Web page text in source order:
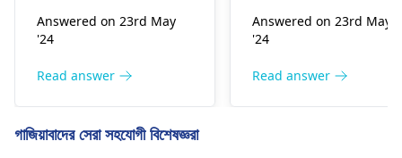
অ্যাসাইটস বলে। এটি বিভিন্ন
চিকিৎসা অবস্থার কারণে হতে পারে,
হার্টের সমস্যা। সঠিক খাবার খান,
এই জিনিসগুলি নিয়ন্ত্রণ করতে
Answered on 23rd May
'24
Read answer
না। এইচআইভি এবং হেপাটাইটিস
এছাড়াও বিভিন্ন উপসর্গ আছে;
ক্লান্তি, ফ্লুর মতো উপসর্গ এবং
Answered on 23rd May
'24
Read answer
গাজিয়াবাদের সেরা সহযোগী বিশেষজ্ঞরা